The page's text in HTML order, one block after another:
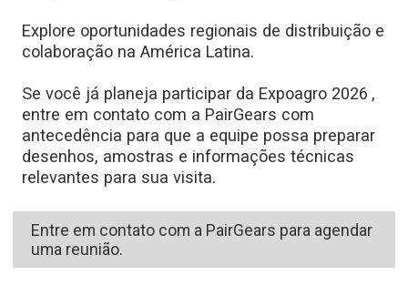
Explore oportunidades regionais de distribuição e
colaboração na América Latina.
Se você já planeja participar da Expoagro 2026 ,
entre em contato com a PairGears com
antecedência para que a equipe possa preparar
desenhos, amostras e informações técnicas
relevantes para sua visita.
Entre em contato com a PairGears para agendar
uma reunião.